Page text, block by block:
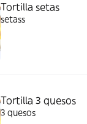
Tortilla setas
setass
Tortilla 3 quesos
3 quesos